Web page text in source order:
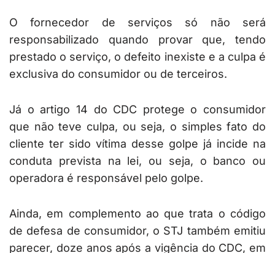
O fornecedor de serviços só não será
responsabilizado quando provar que, tendo
prestado o serviço, o defeito inexiste e a culpa é
exclusiva do consumidor ou de terceiros.
Já o artigo 14 do CDC protege o consumidor
que não teve culpa, ou seja, o simples fato do
cliente ter sido vítima desse golpe já incide na
conduta prevista na lei, ou seja, o banco ou
operadora é responsável pelo golpe.
Ainda, em complemento ao que trata o código
de defesa de consumidor, o STJ também emitiu
parecer, doze anos após a vigência do CDC, em